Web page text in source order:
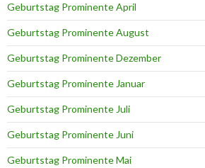
Geburtstag Prominente April
Geburtstag Prominente August
Geburtstag Prominente Dezember
Geburtstag Prominente Januar
Geburtstag Prominente Juli
Geburtstag Prominente Juni
Geburtstag Prominente Mai